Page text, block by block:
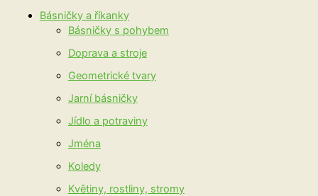
Básničky a říkanky
Básničky s pohybem
Doprava a stroje
Geometrické tvary
Jarní básničky
Jídlo a potraviny
Jména
Koledy
Květiny, rostliny, stromy